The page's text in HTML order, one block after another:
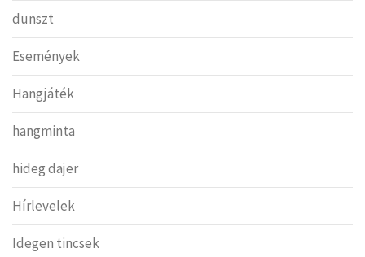
dunszt
Események
Hangjáték
hangminta
hideg dajer
Hírlevelek
Idegen tincsek